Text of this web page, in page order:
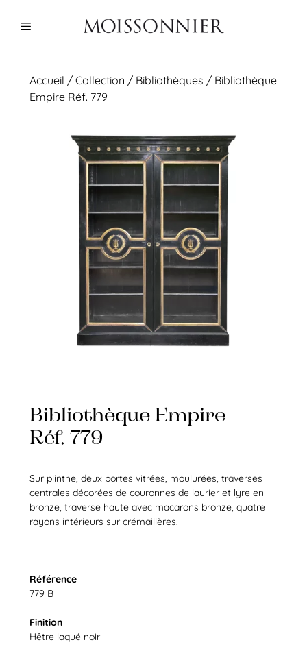
Menu
Accueil /Collection / Bibliothèques / Bibliothèque
Empire Réf. 779
Bibliothèque Empire
Réf. 779
Sur plinthe, deux portes vitrées, moulurées, traverses
centrales décorées de couronnes de laurier et lyre en
bronze, traverse haute avec macarons bronze, quatre
rayons intérieurs sur crémaillères.
Référence
779 B
Finition
Hêtre laqué noir